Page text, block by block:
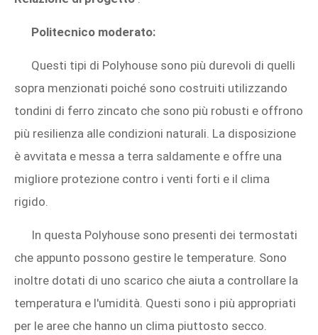
Politecnico moderato:
Questi tipi di Polyhouse sono più durevoli di quelli
sopra menzionati poiché sono costruiti utilizzando
tondini di ferro zincato che sono più robusti e offrono
più resilienza alle condizioni naturali. La disposizione
è avvitata e messa a terra saldamente e offre una
migliore protezione contro i venti forti e il clima
rigido.
In questa Polyhouse sono presenti dei termostati
che appunto possono gestire le temperature. Sono
inoltre dotati di uno scarico che aiuta a controllare la
temperatura e l'umidità. Questi sono i più appropriati
per le aree che hanno un clima piuttosto secco.